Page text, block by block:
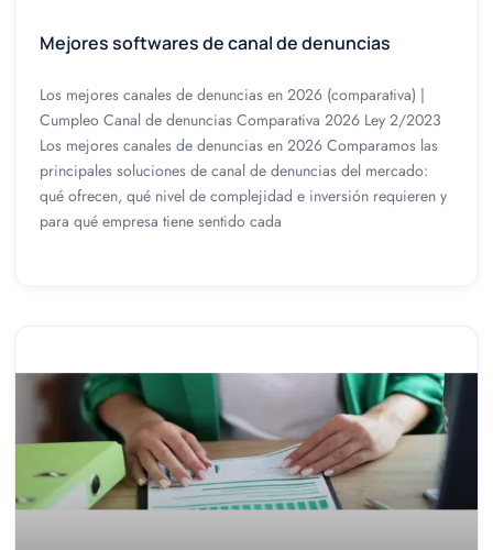
Mejores softwares de canal de denuncias
Los mejores canales de denuncias en 2026 (comparativa) |
Cumpleo Canal de denuncias Comparativa 2026 Ley 2/2023
Los mejores canales de denuncias en 2026 Comparamos las
principales soluciones de canal de denuncias del mercado:
qué ofrecen, qué nivel de complejidad e inversión requieren y
para qué empresa tiene sentido cada